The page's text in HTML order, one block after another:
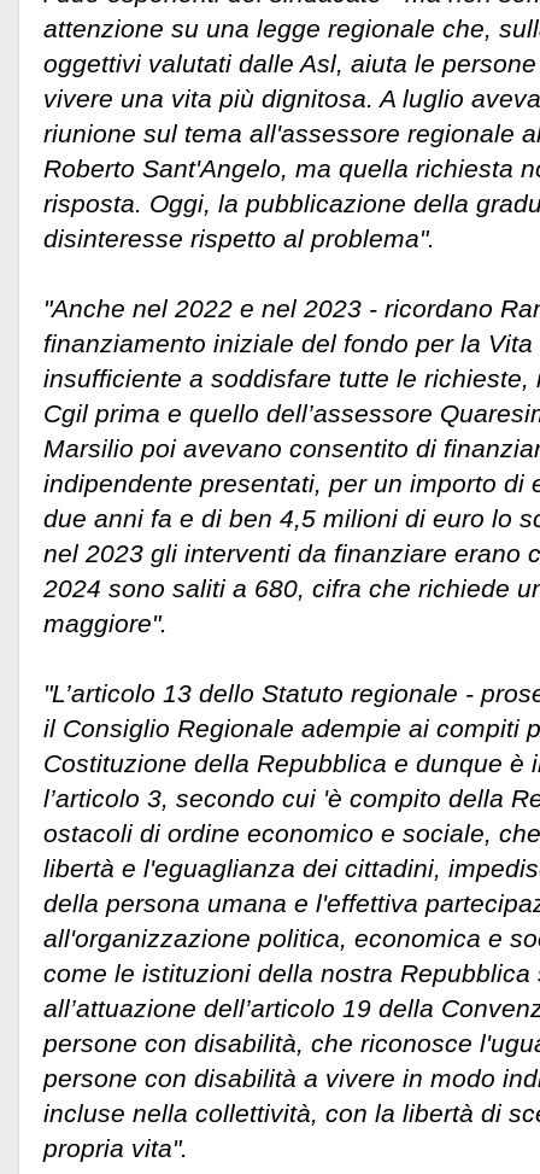
attenzione su una legge regionale che,
oggettivi valutati dalle Asl, aiuta le
vivere una vita più dignitosa. A luglio
riunione sul tema all'assessore regionale
Roberto Sant'Angelo, ma quella richiesta
risposta. Oggi, la pubblicazione della
disinteresse rispetto al problema".
"Anche nel 2022 e nel 2023 - ricordano
finanziamento iniziale del fondo per la
insufficiente a soddisfare tutte le richieste,
Cgil prima e quello dell’assessore
Marsilio poi avevano consentito di
indipendente presentati, per un importo di
due anni fa e di ben 4,5 milioni di euro lo
nel 2023 gli interventi da finanziare erano
2024 sono saliti a 680, cifra che richiede
maggiore".
"L’articolo 13 dello Statuto regionale -
il Consiglio Regionale adempie ai compiti
Costituzione della Repubblica e dunque è
l’articolo 3, secondo cui 'è compito della
ostacoli di ordine economico e sociale,
libertà e l'eguaglianza dei cittadini,
della persona umana e l'effettiva
all'organizzazione politica, economica e
come le istituzioni della nostra Repubblica
all’attuazione dell’articolo 19 della
persone con disabilità, che riconosce
persone con disabilità a vivere in modo
incluse nella collettività, con la libertà di
propria vita".